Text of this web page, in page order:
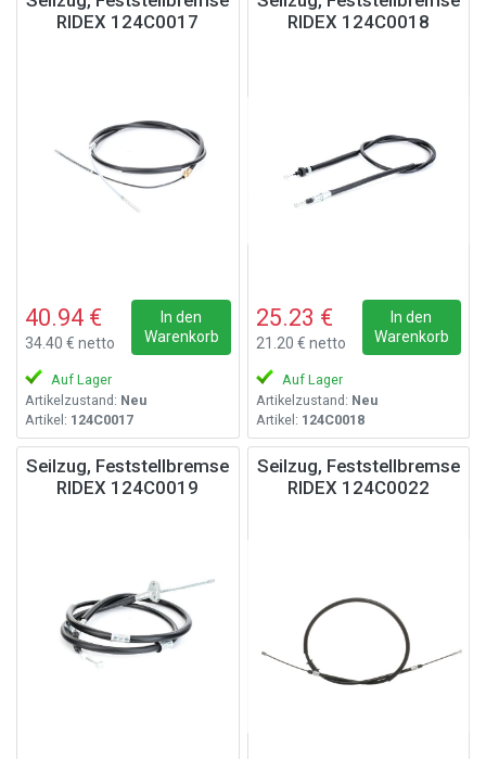
RIDEX 124C0017
40.94 €
34.40 € netto
In den
Warenkorb
Auf Lager
Artikelzustand: Neu
Artikel: 124C0017
RIDEX 124C0018
25.23 €
21.20 € netto
In den
Warenkorb
Auf Lager
Artikelzustand: Neu
Artikel: 124C0018
Seilzug, Feststellbremse
RIDEX 124C0019
Seilzug, Feststellbremse
RIDEX 124C0022